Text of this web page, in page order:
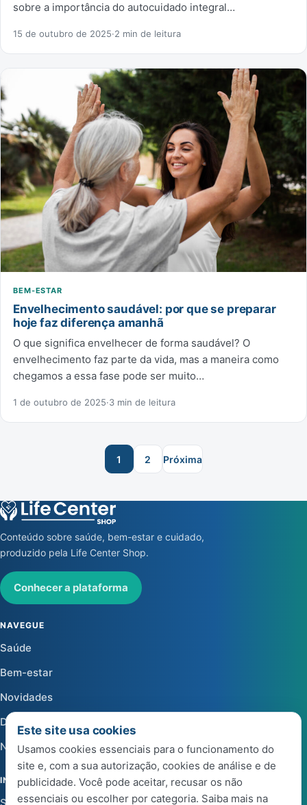
sobre a importância do autocuidado integral…
15 de outubro de 2025·2 min de leitura
BEM-ESTAR
Envelhecimento saudável: por que se preparar
hoje faz diferença amanhã
O que significa envelhecer de forma saudável? O
envelhecimento faz parte da vida, mas a maneira como
chegamos a essa fase pode ser muito…
1 de outubro de 2025·3 min de leitura
Navegação das matérias
1 2 Próxima
Conteúdo sobre saúde, bem-estar e cuidado,
produzido pela Life Center Shop.
Conhecer a plataforma
NAVEGUE
Saúde
Bem-estar
Novidades
Dicas
Notícias
INSTITUCIONAL
Este site usa cookies
Usamos cookies essenciais para o funcionamento do
site e, com a sua autorização, cookies de análise e de
publicidade. Você pode aceitar, recusar os não
essenciais ou escolher por categoria. Saiba mais na